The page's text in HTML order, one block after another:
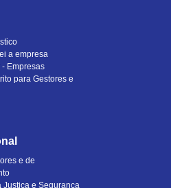
a empresa
Empresas
para Gestores e
e de
Justiça e Segurança